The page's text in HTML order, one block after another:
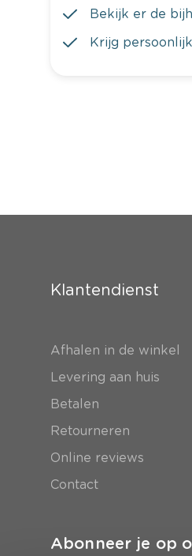
Bekijk er de
Krijg
Klantendienst
Afhalen in de winkel
Levering aan huis
Betalen
Retourneren
Online reviews
Contact
Abonneer je op